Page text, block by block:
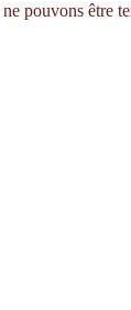
pouvons être